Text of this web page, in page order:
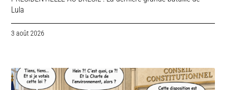
Lula
3 août 2026